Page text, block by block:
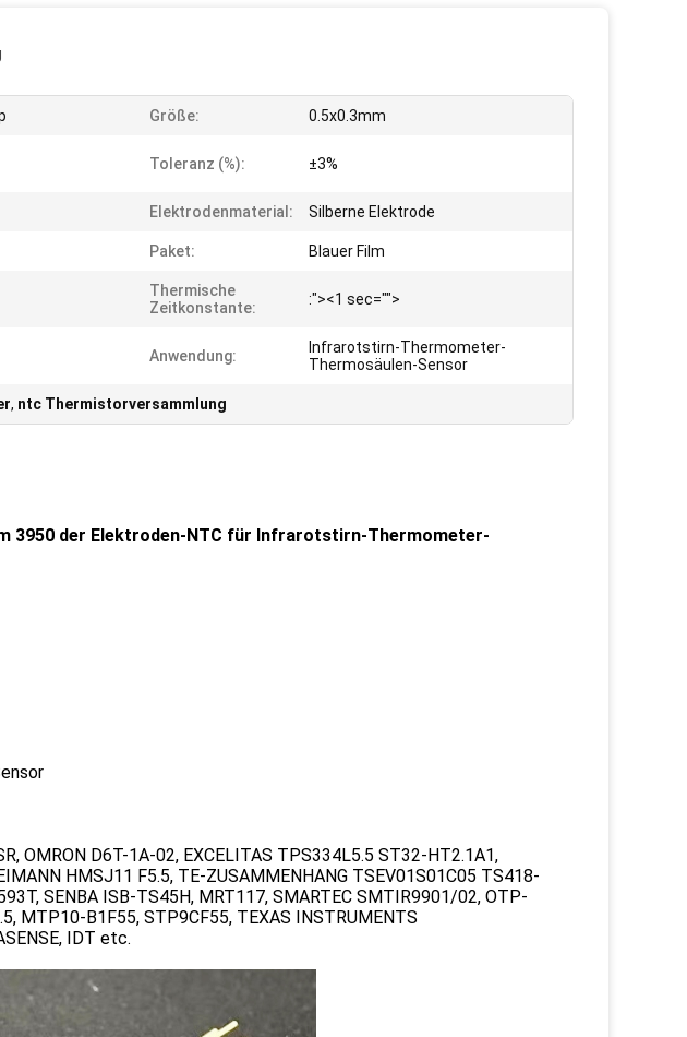
Größe: 0.5x0.3mm
Toleranz (%): ±3%
Elektrodenmaterial: Silberne Elektrode
Paket: Blauer Film
Thermische
Zeitkonstante:
:"><1 sec="">
Anwendung:
Infrarotstirn-Thermometer-
Thermosäulen-Sensor
, ntc Thermistorversammlung
3950 der Elektroden-NTC für Infrarotstirn-Thermometer-
OMRON D6T-1A-02, EXCELITAS TPS334L5.5 ST32-HT2.1A1,
HMSJ11 F5.5, TE-ZUSAMMENHANG TSEV01S01C05 TS418-
SENBA ISB-TS45H, MRT117, SMARTEC SMTIR9901/02, OTP-
MTP10-B1F55, STP9CF55, TEXAS INSTRUMENTS
IDT etc.